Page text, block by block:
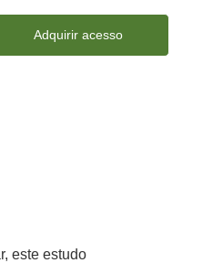
Adquirir acesso
este estudo